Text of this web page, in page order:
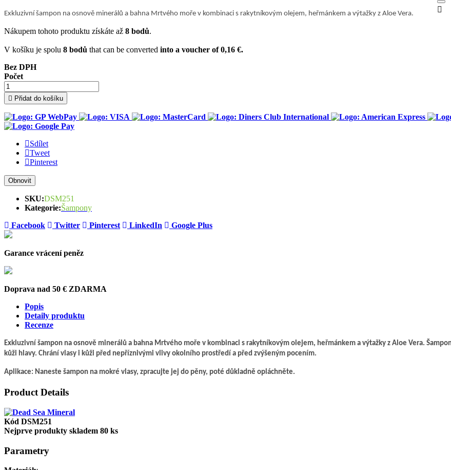

Exkluzivní šampon na osnově minerálů a bahna Mrtvého moře v kombinaci s rakytníkovým olejem, heřmánkem a výtažky z Aloe Vera.
Nákupem tohoto produktu získáte až 8 bodů.
V košíku je spolu 8 bodů that can be converted into a voucher of 0,16 €.
Bez DPH
Počet
 Přidat do košíku
Sdílet
Tweet
Pinterest
SKU:DSM251
Kategorie:Šampony
Facebook
Twitter Pinterest LinkedIn Google Plus
Garance vrácení peněz
Doprava nad 50 € ZDARMA
Popis
Detaily produktu
Recenze
Exkluzivní šampon na osnově minerálů a bahna Mrtvého moře v kombinaci s rakytníkovým olejem, heřmánkem a výtažky z Aloe Vera.
kůži hlavy. Chrání vlasy i kůži před nepříznivými vlivy okolního prostředí a před zvýšeným pocením.
Aplikace: Naneste šampon na mokré vlasy, zpracujte jej do pěny, poté důkladně opláchněte.
Product Details
Kód DSM251
Nejprve produkty skladem 80 ks
Parametry